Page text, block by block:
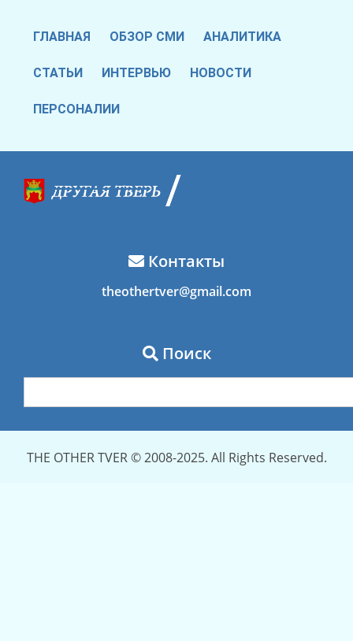
ГЛАВНАЯ ОБЗОР СМИ АНАЛИТИКА
СТАТЬИ ИНТЕРВЬЮ НОВОСТИ
ПЕРСОНАЛИИ
Контакты
theothertver@gmail.com
Поиск
THE OTHER TVER © 2008-2025. All Rights Reserved.